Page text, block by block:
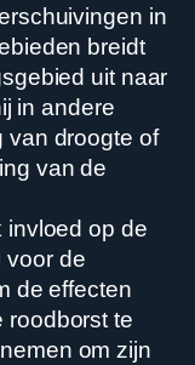
in
breidt
uit naar
in andere
van droogte of
van de
invloed op de
voor de
de effecten
roodborst te
om zijn